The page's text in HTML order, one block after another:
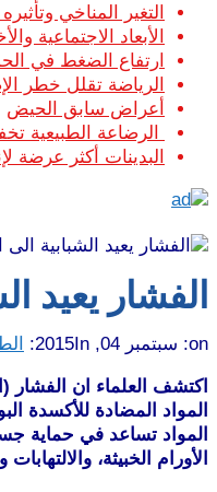
التغير المناخي
الأبعاد الاجتماعية
ارتفاع الضغط في
الرياضة تقلل خطر
أعراض سابق الحيض
الرضاعة الطبيعية
البدينات أكثر
الفشار يعيد
on: سبتمبر 04, 2015 In:
اكتشف العلماء ان
المواد تساعد في حماية
الأورام الخبيثة،